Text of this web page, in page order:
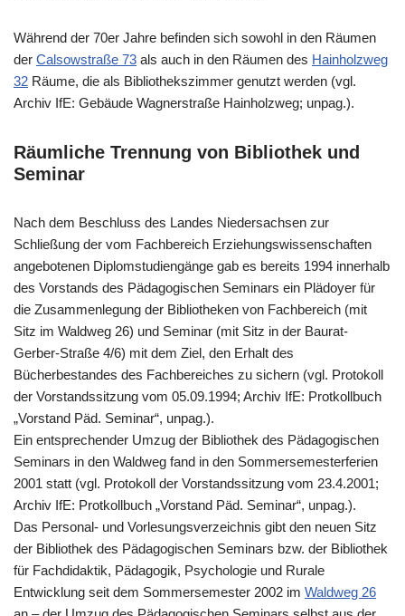
Während der 70er Jahre befinden sich sowohl in den Räumen
der Calsowstraße 73 als auch in den Räumen des Hainholzweg
32 Räume, die als Bibliothekszimmer genutzt werden (vgl.
Archiv IfE: Gebäude Wagnerstraße Hainholzweg; unpag.).
Räumliche Trennung von Bibliothek und
Seminar
Nach dem Beschluss des Landes Niedersachsen zur
Schließung der vom Fachbereich Erziehungswissenschaften
angebotenen Diplomstudiengänge gab es bereits 1994 innerhalb
des Vorstands des Pädagogischen Seminars ein Plädoyer für
die Zusammenlegung der Bibliotheken von Fachbereich (mit
Sitz im Waldweg 26) und Seminar (mit Sitz in der Baurat-
Gerber-Straße 4/6) mit dem Ziel, den Erhalt des
Bücherbestandes des Fachbereiches zu sichern (vgl. Protokoll
der Vorstandssitzung vom 05.09.1994; Archiv IfE: Protkollbuch
„Vorstand Päd. Seminar“, unpag.).
Ein entsprechender Umzug der Bibliothek des Pädagogischen
Seminars in den Waldweg fand in den Sommersemesterferien
2001 statt (vgl. Protokoll der Vorstandssitzung vom 23.4.2001;
Archiv IfE: Protkollbuch „Vorstand Päd. Seminar“, unpag.).
Das Personal- und Vorlesungsverzeichnis gibt den neuen Sitz
der Bibliothek des Pädagogischen Seminars bzw. der Bibliothek
für Fachdidaktik, Pädagogik, Psychologie und Rurale
Entwicklung seit dem Sommersemester 2002 im Waldweg 26